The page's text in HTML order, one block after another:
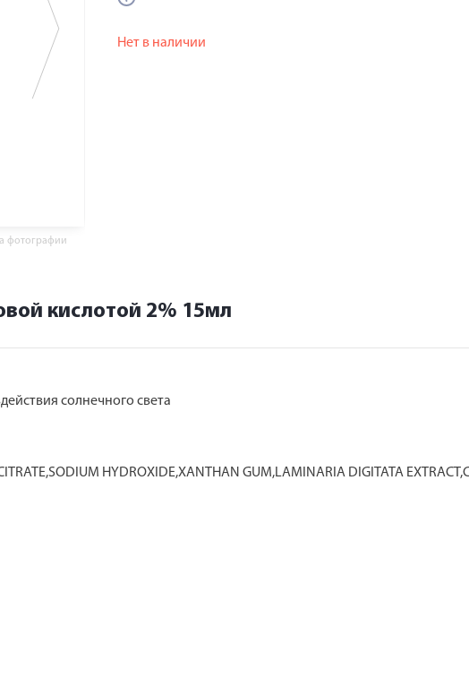
фотографии
Нет в наличии
кислотой 2% 15мл
солнечного света
HYDROXIDE,XANTHAN GUM,LAMINARIA DIGITATA